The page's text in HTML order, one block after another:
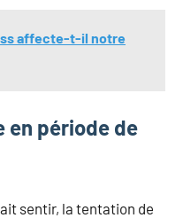
affecte-t-il notre
en période de
sentir, la tentation de